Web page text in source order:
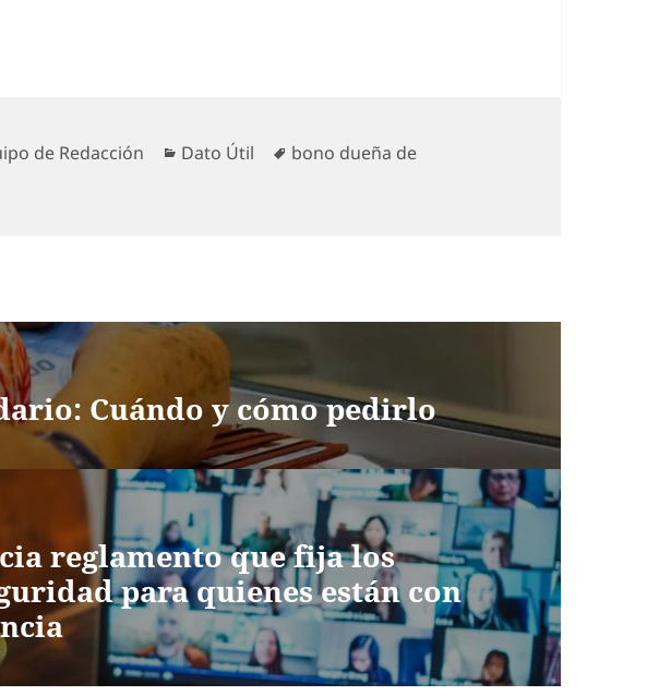
de Redacción Categorías
Dato Útil Etiquetas
bono dueña de
Cuándo y cómo pedirlo
reglamento que fija los
para quienes están con